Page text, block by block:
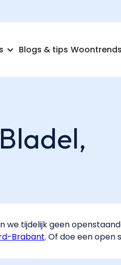
Blogs & tips Woontrends
we tijdelijk geen
Brabant. Of doe een open